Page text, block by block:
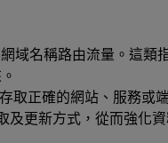
域名稱路由流量。這類
取正確的網站、服務
更新方式，從而強化資